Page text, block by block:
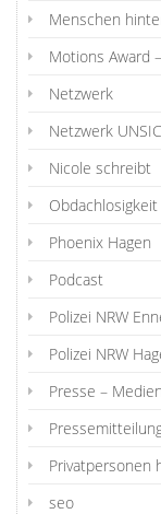
Menschen
Motions Award
Netzwerk
Netzwerk
Nicole schreibt
Obdachlosigkeit
Phoenix Hagen
Podcast
Polizei NRW
Polizei NRW
Presse – Medien
Privatpersonen
seo